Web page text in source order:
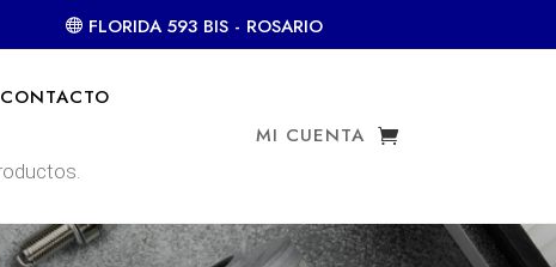
FLORIDA 593 BIS - ROSARIO
CONTACTO
MI CUENTA